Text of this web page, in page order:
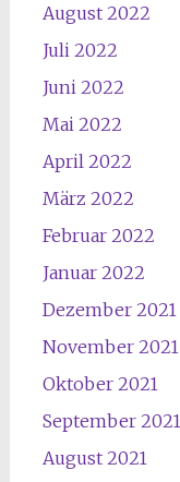
August 2022
Juli 2022
Juni 2022
Mai 2022
April 2022
März 2022
Februar 2022
Januar 2022
Dezember 2021
November 2021
Oktober 2021
September 2021
August 2021